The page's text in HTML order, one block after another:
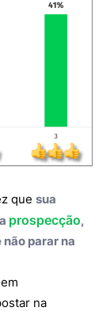
que sua
prospecção,
parar na
na